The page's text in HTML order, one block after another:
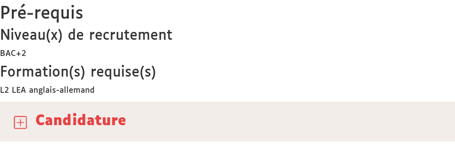
Pré-requis
Niveau(x) de recrutement
BAC+2
Formation(s) requise(s)
L2 LEA anglais-allemand
Candidature